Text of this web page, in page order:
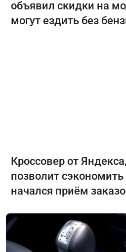
объявил скидки на
могут ездить без
Кроссовер от
позволит сэкономить
начался приём